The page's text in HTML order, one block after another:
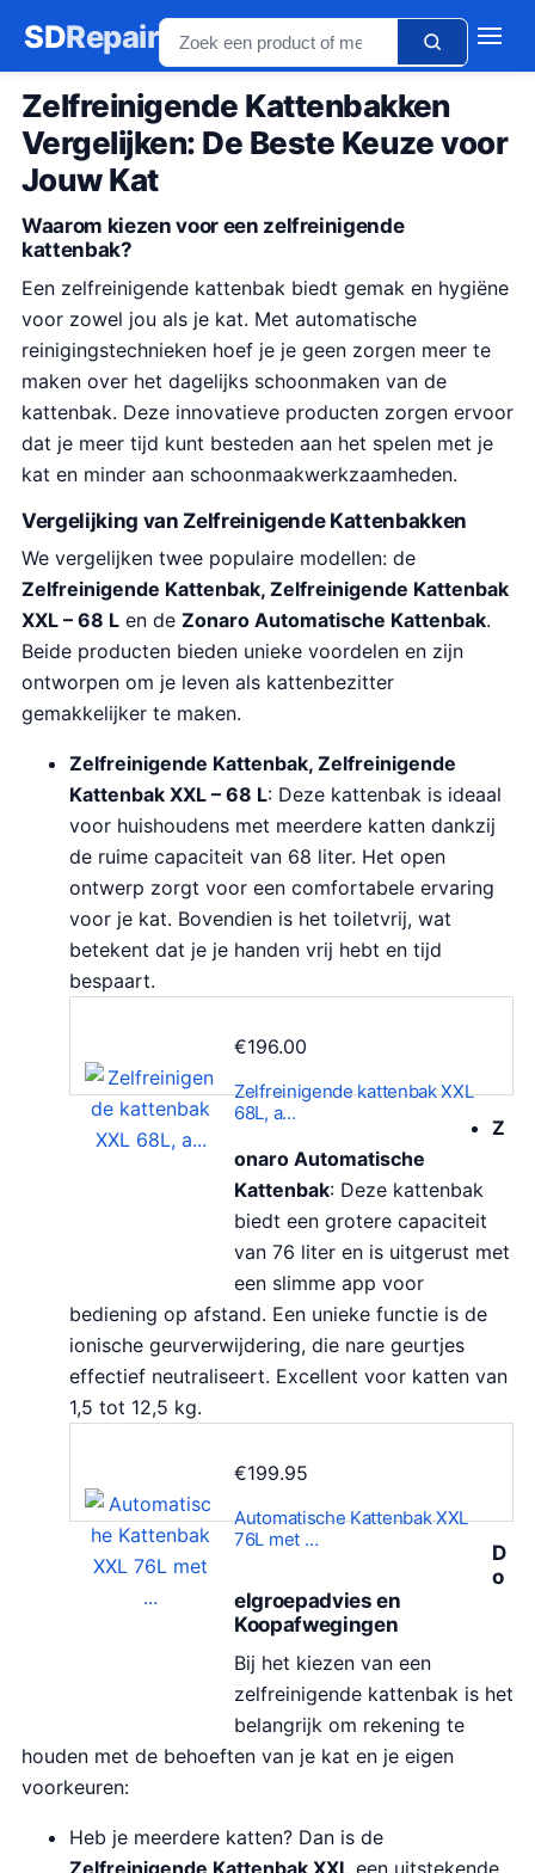
SDRepair
Zelfreinigende Kattenbakken
Vergelijken: De Beste Keuze voor
Jouw Kat
Waarom kiezen voor een zelfreinigende
kattenbak?
Een zelfreinigende kattenbak biedt gemak en hygiëne
voor zowel jou als je kat. Met automatische
reinigingstechnieken hoef je je geen zorgen meer te
maken over het dagelijks schoonmaken van de
kattenbak. Deze innovatieve producten zorgen ervoor
dat je meer tijd kunt besteden aan het spelen met je
kat en minder aan schoonmaakwerkzaamheden.
Vergelijking van Zelfreinigende Kattenbakken
We vergelijken twee populaire modellen: de
Zelfreinigende Kattenbak, Zelfreinigende Kattenbak
XXL – 68 L en de Zonaro Automatische Kattenbak.
Beide producten bieden unieke voordelen en zijn
ontworpen om je leven als kattenbezitter
gemakkelijker te maken.
Zelfreinigende Kattenbak, Zelfreinigende
Kattenbak XXL – 68 L: Deze kattenbak is ideaal
voor huishoudens met meerdere katten dankzij
de ruime capaciteit van 68 liter. Het open
ontwerp zorgt voor een comfortabele ervaring
voor je kat. Bovendien is het toiletvrij, wat
betekent dat je je handen vrij hebt en tijd
bespaart.
€196.00
Zelfreinigende kattenbak XXL
68L, a…
Z
onaro Automatische
Kattenbak: Deze kattenbak
biedt een grotere capaciteit
van 76 liter en is uitgerust met
een slimme app voor
bediening op afstand. Een unieke functie is de
ionische geurverwijdering, die nare geurtjes
effectief neutraliseert. Excellent voor katten van
1,5 tot 12,5 kg.
€199.95
Automatische Kattenbak XXL
76L met …
D
o
elgroepadvies en
Koopafwegingen
Bij het kiezen van een
zelfreinigende kattenbak is het
belangrijk om rekening te
houden met de behoeften van je kat en je eigen
voorkeuren:
Heb je meerdere katten? Dan is de
Zelfreinigende Kattenbak XXL een uitstekende